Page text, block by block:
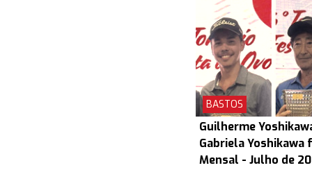
BASTOS
Guilherme
Gabriela
Mensal - Julho de